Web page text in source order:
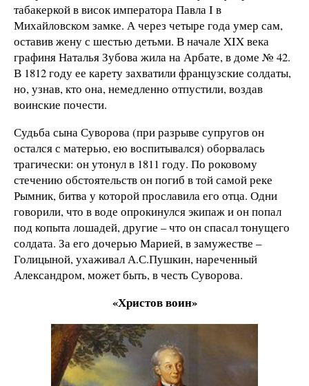
табакеркой в висок императора Павла I в
Михайловском замке. А через четыре года умер сам,
оставив жену с шестью детьми. В начале XIX века
графиня Наталья Зубова жила на Арбате, в доме № 42.
В 1812 году ее карету захватили французские солдаты,
но, узнав, кто она, немедленно отпустили, воздав
воинские почести.
Судьба сына Суворова (при разрыве супругов он
остался с матерью, ею воспитывался) оборвалась
трагически: он утонул в 1811 году. По роковому
стечению обстоятельств он погиб в той самой реке
Рымник, битва у которой прославила его отца. Одни
говорили, что в воде опрокинулся экипаж и он попал
под копыта лошадей, другие – что он спасал тонущего
солдата. За его дочерью Марией, в замужестве –
Голицыной, ухаживал А.С.Пушкин, нареченный
Александром, может быть, в честь Суворова.
«Христов воин»